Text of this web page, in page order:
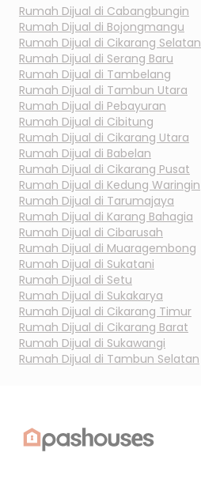
Rumah Dijual di Cabangbungin
Rumah Dijual di Bojongmangu
Rumah Dijual di Cikarang Selatan
Rumah Dijual di Serang Baru
Rumah Dijual di Tambelang
Rumah Dijual di Tambun Utara
Rumah Dijual di Pebayuran
Rumah Dijual di Cibitung
Rumah Dijual di Cikarang Utara
Rumah Dijual di Babelan
Rumah Dijual di Cikarang Pusat
Rumah Dijual di Kedung Waringin
Rumah Dijual di Tarumajaya
Rumah Dijual di Karang Bahagia
Rumah Dijual di Cibarusah
Rumah Dijual di Muaragembong
Rumah Dijual di Sukatani
Rumah Dijual di Setu
Rumah Dijual di Sukakarya
Rumah Dijual di Cikarang Timur
Rumah Dijual di Cikarang Barat
Rumah Dijual di Sukawangi
Rumah Dijual di Tambun Selatan